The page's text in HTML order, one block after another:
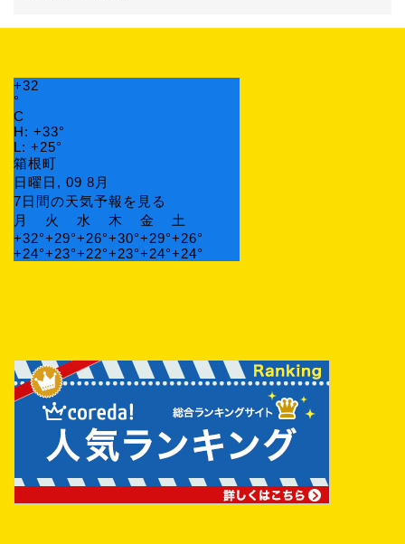
+32
°
C
H: +33°
L: +25°
箱根町
日曜日, 09 8月
7日間の天気予報を見る
月
火 水 木 金
土
+32°+29°+26°+30°+29°+26°
+24°+23°+22°+23°+24°+24°